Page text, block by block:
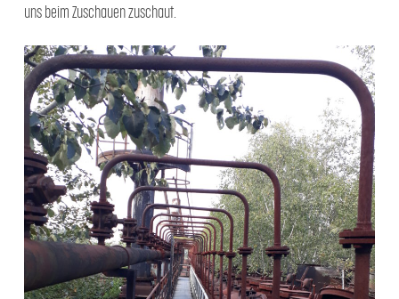
uns beim Zuschauen zuschaut.